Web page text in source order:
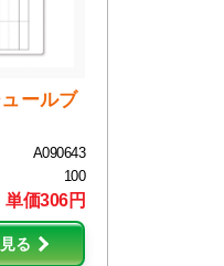
ールブ
A090643
100
単価306円
る